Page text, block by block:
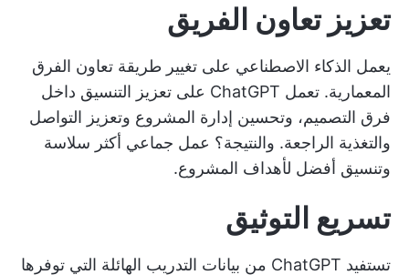
تعزيز تعاون الفريق
يعمل الذكاء الاصطناعي على تغيير طريقة تعاون الفرق
المعمارية. تعمل ChatGPT على تعزيز التنسيق داخل
فرق التصميم، وتحسين إدارة المشروع وتعزيز التواصل
والتغذية الراجعة. والنتيجة؟ عمل جماعي أكثر سلاسة
وتنسيق أفضل لأهداف المشروع.
تسريع التوثيق
تستفيد ChatGPT من بيانات التدريب الهائلة التي توفرها